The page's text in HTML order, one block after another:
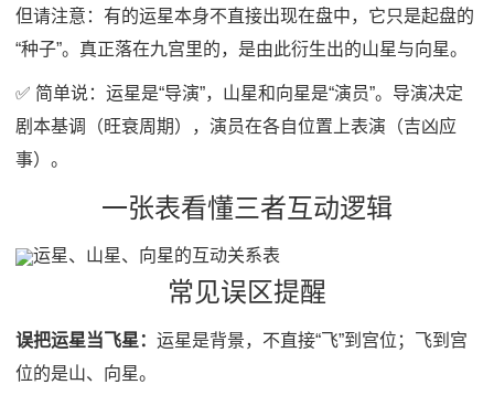
但请注意：有的运星本身不直接出现在盘中，它只是起盘的
“种子”。真正落在九宫里的，是由此衍生出的山星与向星。
✅ 简单说：运星是“导演”，山星和向星是“演员”。导演决定
剧本基调（旺衰周期），演员在各自位置上表演（吉凶应
事）。
一张表看懂三者互动逻辑
运星、山星、向星的互动关系表
常见误区提醒
误把运星当飞星： 运星是背景，不直接“飞”到宫位；飞到宫
位的是山、向星。